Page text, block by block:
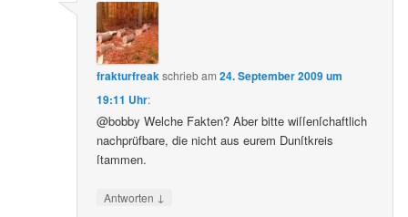
frakturfreakschriebam24. September 2009 um
19:11 Uhr:
@bobby Welche Fakten? Aber bitte wiſſenſchaftlich
nachprüfbare, die nicht aus eurem Dunſtkreis
ſtammen.
Antworten ↓